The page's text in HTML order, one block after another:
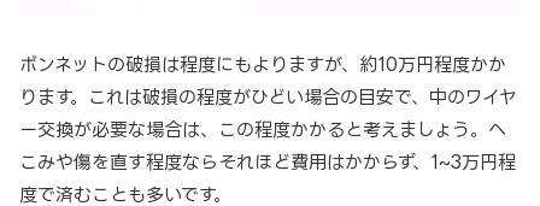
ボンネットの破損は程度にもよりますが、約10万円程度かか
ります。これは破損の程度がひどい場合の目安で、中のワイヤ
ー交換が必要な場合は、この程度かかると考えましょう。へ
こみや傷を直す程度ならそれほど費用はかからず、1~3万円程
度で済むことも多いです。